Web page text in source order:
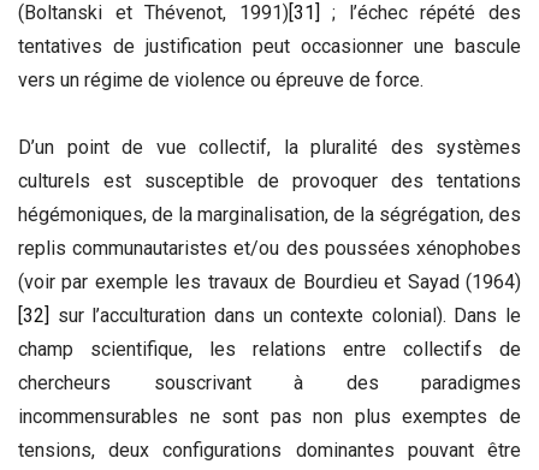
(Boltanski et Thévenot, 1991)[31]
; l’échec répété des
tentatives de justification peut occasionner une bascule
vers un régime de violence ou épreuve de force.
D’un point de vue collectif, la pluralité des systèmes
culturels est susceptible de provoquer des tentations
hégémoniques, de la marginalisation, de la ségrégation, des
replis communautaristes et/ou des poussées xénophobes
(voir par exemple les travaux de Bourdieu et Sayad (1964)
[32] sur l’acculturation dans un contexte colonial). Dans le
champ scientifique, les relations entre collectifs de
chercheurs souscrivant à des paradigmes
incommensurables ne sont pas non plus exemptes de
tensions, deux configurations dominantes pouvant être